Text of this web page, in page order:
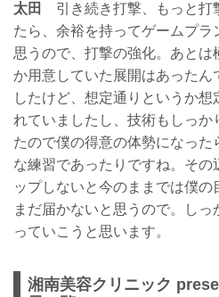
太田
引き続き打撃、もっと打
たら、余裕を持ってゲームプラ
思うので、打撃の強化。あと
か用意していた展開はあったん
したけど、想定通りというか想
れていましたし、技術もしっか
たので僕の得意の体勢になった
な練習であったりですね。そ
ップしないと今のままでは僕
まだ届かないと思うので。し
っていこうと思います。
湘南美容クリニック